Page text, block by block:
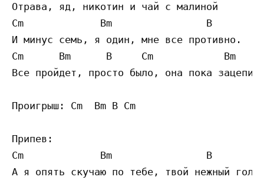
Отрава, яд, никотин и чай с малиной
Cm             Bm                B
И минус семь, я один, мне все противно.
Cm      Bm      B     Cm            Bm
Все пройдет, просто было, она пока
Проигрыш: Cm  Bm B Cm
Припев:
Cm             Bm                B
А я опять скучаю по тебе, твой нежный